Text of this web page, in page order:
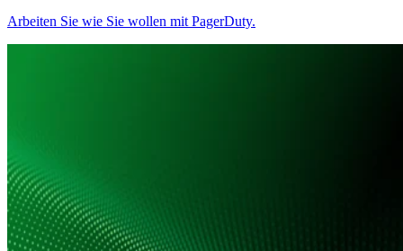
Arbeiten Sie wie Sie wollen mit PagerDuty.